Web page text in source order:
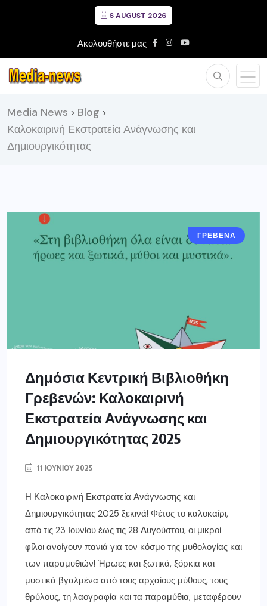
6 AUGUST 2026
Ακολουθήστε μας
Media News > Blog >
Καλοκαιρινή Εκστρατεία Ανάγνωσης και
Δημιουργικότητας
ΓΡΕΒΕΝΑ
Δημόσια Κεντρική Βιβλιοθήκη
Γρεβενών: Καλοκαιρινή
Εκστρατεία Ανάγνωσης και
Δημιουργικότητας 2025
11 ΙΟΥΝΊΟΥ 2025
Η Καλοκαιρινή Εκστρατεία Ανάγνωσης και
Δημιουργικότητας 2025 ξεκινά! Φέτος το καλοκαίρι,
από τις 23 Ιουνίου έως τις 28 Αυγούστου, οι μικροί
φίλοι ανοίγουν πανιά για τον κόσμο της μυθολογίας και
των παραμυθιών! Ήρωες και ξωτικά, ξόρκια και
μυστικά βγαλμένα από τους αρχαίους μύθους, τους
θρύλους, τη λαογραφία και τα παραμύθια, μεταφέρουν